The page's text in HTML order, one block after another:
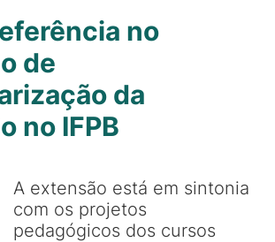
no
de
da
no IFPB
A extensão está em sintonia
com os projetos
pedagógicos dos cursos